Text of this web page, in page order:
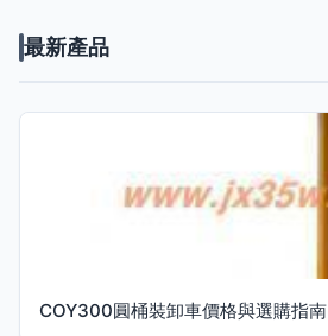
最新產品
COY300圓桶裝卸車價格與選購指南